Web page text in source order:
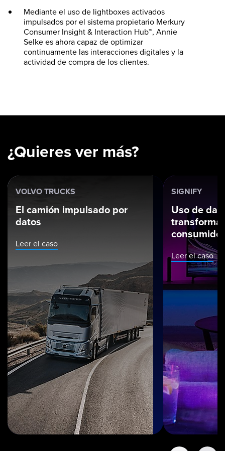
Mediante el uso de lightboxes activados
impulsados por el sistema propietario Merkury
Consumer Insight & Interaction Hub™, Annie
Selke es ahora capaz de optimizar
continuamente las interacciones digitales y la
actividad de compra de los clientes.
¿Quieres ver más?
VOLVO TRUCKS
El camión impulsado por
datos
Leer el caso
SIGNIFY
Uso de
consumidor
Leer el caso